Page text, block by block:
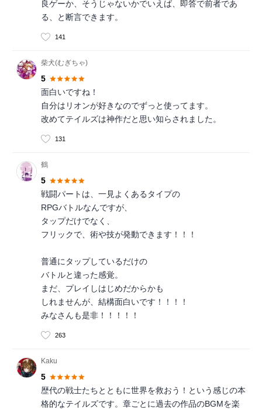
良ゲーか、そうじゃないかでいえば、即答で前者であ
る、と断言できます。
141
柴犬(むぎちゃ)
5
面白いですね！
自分はリオンが好きなのでずっと使ってます。
改めてテイルズは神作だと思い知らされました。
131
鶴
5
戦闘パートは、一見よくあるタイプの
RPGバトルなんですが、
タップだけでなく、
フリックで、術や技が発動できます！！！
普通にタップしているだけの
バトルと違った感覚。
まだ、プレイしはじめだからかも
しれませんが、結構面白いです！！！！
みなさんも是非！！！！！
263
Kaku
5
歴代の戦士たちとともに世界を救おう！という感じの本
格的なテイルズです。章ごとに過去の作品のBGMを楽